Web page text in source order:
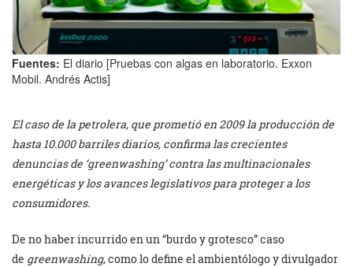
Fuentes: El diario [Pruebas con algas en laboratorio. Exxon
Mobil. Andrés Actis]
El caso de la petrolera, que prometió en 2009 la producción de
hasta 10.000 barriles diarios, confirma las crecientes
denuncias de ‘greenwashing’ contra las multinacionales
energéticas y los avances legislativos para proteger a los
consumidores.
De no haber incurrido en un “burdo y grotesco” caso
de greenwashing, como lo define el ambientólogo y divulgador